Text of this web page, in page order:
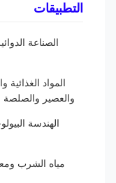
التطبيقات
الصناعة الدوائية:
المواد الغذائية
والعصير والصلصة
الهندسة
مياه الشرب ومعالجة